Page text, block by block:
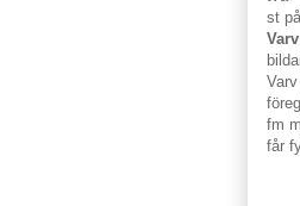
st
fm
får